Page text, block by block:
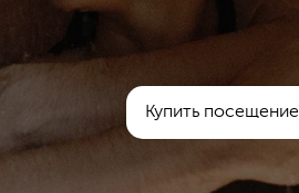
Купить посещение